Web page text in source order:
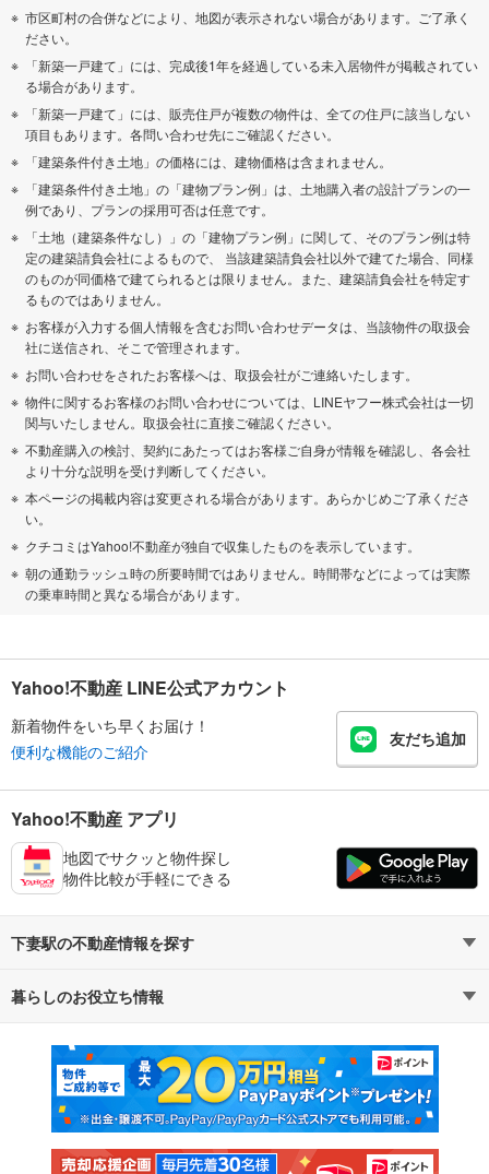
市区町村の合併などにより、地図が表示されない場合があります。ご了承く
ださい。
「新築一戸建て」には、完成後1年を経過している未入居物件が掲載されてい
る場合があります。
「新築一戸建て」には、販売住戸が複数の物件は、全ての住戸に該当しない
項目もあります。各問い合わせ先にご確認ください。
「建築条件付き土地」の価格には、建物価格は含まれません。
「建築条件付き土地」の「建物プラン例」は、土地購入者の設計プランの一
例であり、プランの採用可否は任意です。
「土地（建築条件なし）」の「建物プラン例」に関して、そのプラン例は特
定の建築請負会社によるもので、 当該建築請負会社以外で建てた場合、同様
のものが同価格で建てられるとは限りません。また、建築請負会社を特定す
るものではありません。
お客様が入力する個人情報を含むお問い合わせデータは、当該物件の取扱会
社に送信され、そこで管理されます。
お問い合わせをされたお客様へは、取扱会社がご連絡いたします。
物件に関するお客様のお問い合わせについては、LINEヤフー株式会社は一切
関与いたしません。取扱会社に直接ご確認ください。
不動産購入の検討、契約にあたってはお客様ご自身が情報を確認し、各会社
より十分な説明を受け判断してください。
本ページの掲載内容は変更される場合があります。あらかじめご了承くださ
い。
クチコミはYahoo!不動産が独自で収集したものを表示しています。
朝の通勤ラッシュ時の所要時間ではありません。時間帯などによっては実際
の乗車時間と異なる場合があります。
Yahoo!不動産 LINE公式アカウント
新着物件をいち早くお届け！
便利な機能のご紹介
友だち追加
Yahoo!不動産 アプリ
地図でサクッと物件探し
物件比較が手軽にできる
下妻駅の不動産情報を探す
不動産・住宅
新築マンション 中古マンション
新築一戸建て 中古一戸建て
注文住宅 土地
暮らしのお役立ち情報
マンションカタログ 教えて！住まいの先生